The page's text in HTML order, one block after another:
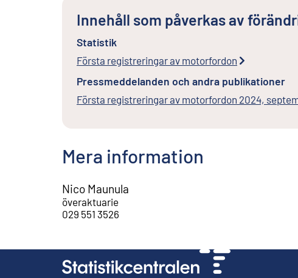
Innehåll som påverkas av
Statistik
Första registreringar av motorfordon
Pressmeddelanden och andra publikationer
Första registreringar av motorfordon 2024,
Mera information
Nico Maunula
överaktuarie
029 551 3526